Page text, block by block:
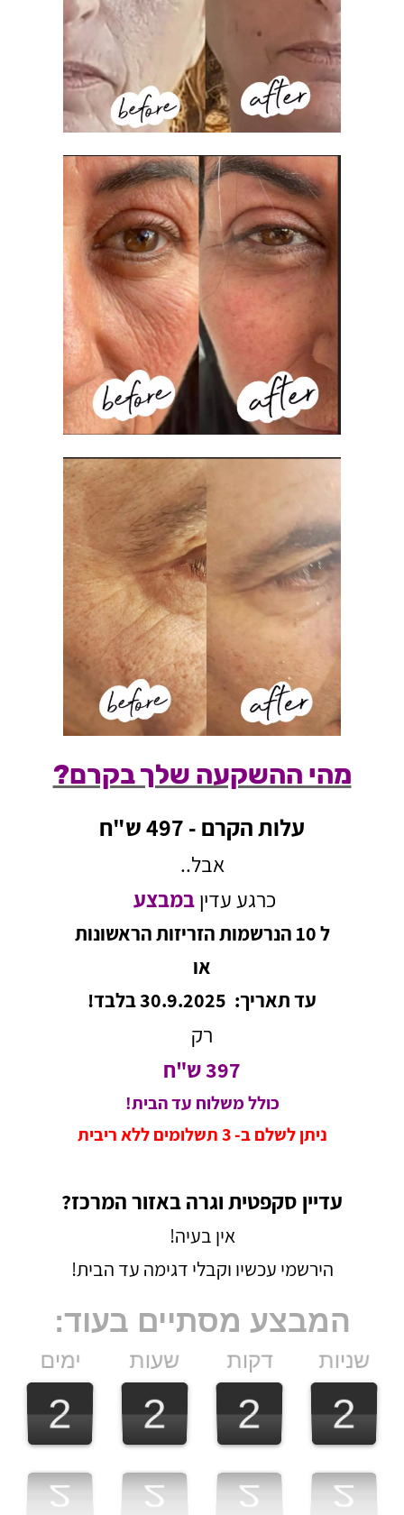
מהי ההשקעה שלך בקרם?
עלות הקרם - 497 ש"ח
אבל..
כרגע עדיןבמבצע
ל 10 הנרשמות הזריזות הראשונות
או
עד תאריך: 30.9.2025 בלבד!
רק
397 ש"ח
כולל משלוח עד הבית!
ניתן לשלם ב- 3 תשלומים ללא ריבית
עדיין סקפטית וגרה באזור המרכז?
אין בעיה!
הירשמי עכשיו וקבלי דגימה עד הבית!
המבצע מסתיים בעוד:
2
2
2 2
2
2 2
2
2 2
2
2
2
2
2 2
2
2 2
2
2 2
2
2